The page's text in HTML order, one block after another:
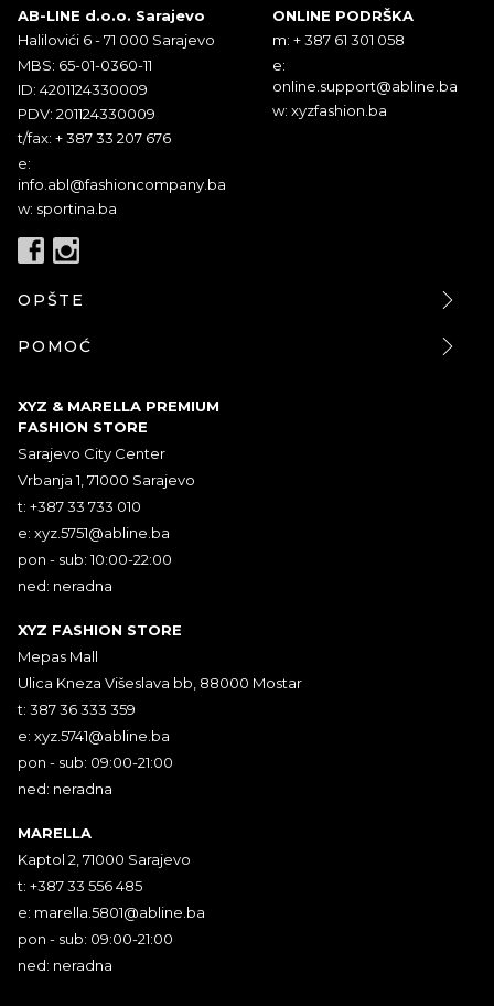
AB-LINE d.o.o. Sarajevo
Halilovići 6 - 71 000 Sarajevo
MBS: 65-01-0360-11
ID: 4201124330009
PDV: 201124330009
t/fax: + 387 33 207 676
e:
info.abl@fashioncompany.ba
w: sportina.ba
ONLINE PODRŠKA
m: + 387 61 301 058
e:
online.support@abline.ba
w: xyzfashion.ba
OPŠTE
POMOĆ
XYZ & MARELLA PREMIUM
FASHION STORE
Sarajevo City Center
Vrbanja 1, 71000 Sarajevo
t: +387 33 733 010
e: xyz.5751@abline.ba
pon - sub: 10:00-22:00
ned: neradna
XYZ FASHION STORE
Mepas Mall
Ulica Kneza Višeslava bb, 88000 Mostar
t: 387 36 333 359
e: xyz.5741@abline.ba
pon - sub: 09:00-21:00
ned: neradna
MARELLA
Kaptol 2, 71000 Sarajevo
t: +387 33 556 485
e: marella.5801@abline.ba
pon - sub: 09:00-21:00
ned: neradna